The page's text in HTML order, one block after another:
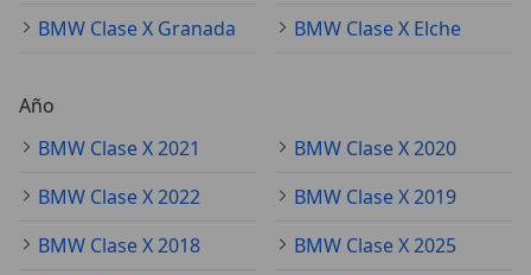
BMW Clase X Granada
BMW Clase X Elche
Año
BMW Clase X 2021
BMW Clase X 2020
BMW Clase X 2022
BMW Clase X 2019
BMW Clase X 2018
BMW Clase X 2025